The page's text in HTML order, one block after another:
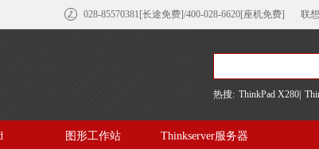
联
028-85570381[长途免费]/400-028-6620[座机免费]
热搜: ThinkPad X280|
图形工作站 Thinkserver服务器